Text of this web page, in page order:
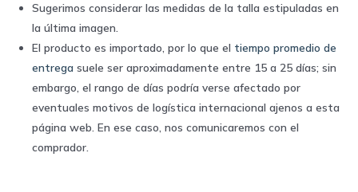
Sugerimos considerar las medidas de la talla estipuladas en
la última imagen.
El producto es importado, por lo que el tiempo promedio de
entrega suele ser aproximadamente entre 15 a 25 días; sin
embargo, el rango de días podría verse afectado por
eventuales motivos de logística internacional ajenos a esta
página web. En ese caso, nos comunicaremos con el
comprador.